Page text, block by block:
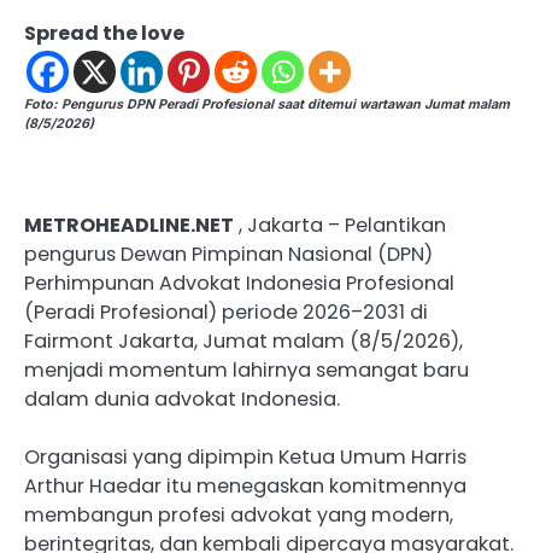
Spread the love
Foto: Pengurus DPN Peradi Profesional saat ditemui wartawan Jumat malam
(8/5/2026)
METROHEADLINE.NET , Jakarta – Pelantikan
pengurus Dewan Pimpinan Nasional (DPN)
Perhimpunan Advokat Indonesia Profesional
(Peradi Profesional) periode 2026–2031 di
Fairmont Jakarta, Jumat malam (8/5/2026),
menjadi momentum lahirnya semangat baru
dalam dunia advokat Indonesia.
Organisasi yang dipimpin Ketua Umum Harris
Arthur Haedar itu menegaskan komitmennya
membangun profesi advokat yang modern,
berintegritas, dan kembali dipercaya masyarakat.